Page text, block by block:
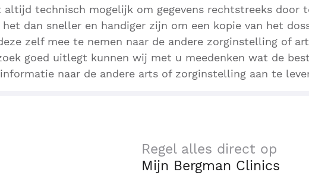
altijd technisch mogelijk om gegevens rechtstreeks door
het dan sneller en handiger zijn om een kopie van het
zelf mee te nemen naar de andere zorginstelling of
goed uitlegt kunnen wij met u meedenken wat de
naar de andere arts of zorginstelling aan te
Regel alles direct op
Mijn Bergman Clinics